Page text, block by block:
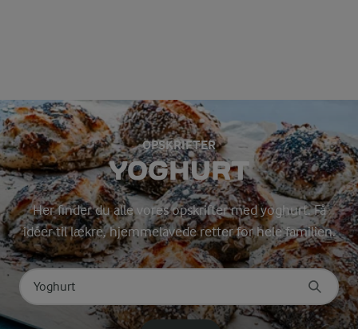
OPSKRIFTER
YOGHURT
Her finder du alle vores opskrifter med yoghurt. Få
idéer til lækre, hjemmelavede retter for hele familien.
Søg på kategori
Indtast søgeord for at søge